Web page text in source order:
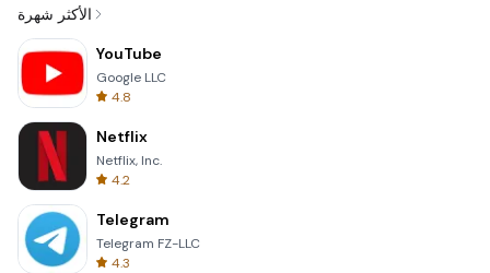
الأكثر شهرة
YouTube
Google LLC
4.8
Netflix
Netflix, Inc.
4.2
Telegram
Telegram FZ-LLC
4.3